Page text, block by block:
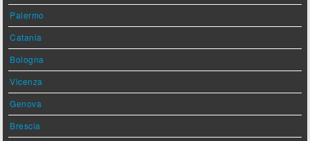
Palermo
Catania
Bologna
Vicenza
Genova
Brescia